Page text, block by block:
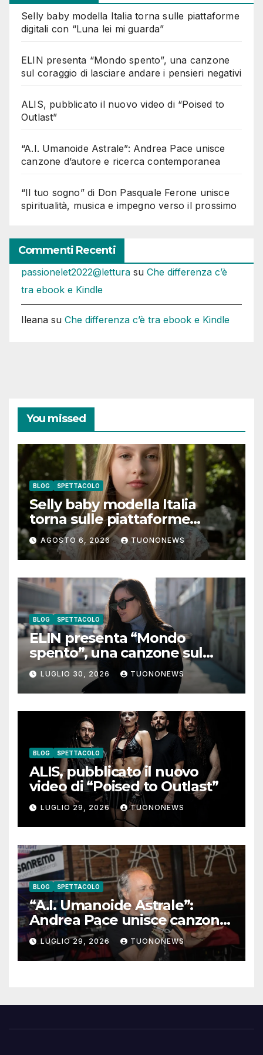
Selly baby modella Italia torna sulle piattaforme
digitali con “Luna lei mi guarda”
ELIN presenta “Mondo spento”, una canzone
sul coraggio di lasciare andare i pensieri negativi
ALIS, pubblicato il nuovo video di “Poised to
Outlast”
“A.I. Umanoide Astrale”: Andrea Pace unisce
canzone d’autore e ricerca contemporanea
“Il tuo sogno” di Don Pasquale Ferone unisce
spiritualità, musica e impegno verso il prossimo
Commenti Recenti
passionelet2022@lettura su Che differenza c’è
tra ebook e Kindle
Ileana su Che differenza c’è tra ebook e Kindle
You missed
BLOG SPETTACOLO
Selly baby modella Italia
torna sulle piattaforme
digitali con “Luna lei mi
guarda”
AGOSTO 6, 2026 TUONONEWS
BLOG SPETTACOLO
ELIN presenta “Mondo
spento”, una canzone sul
coraggio di lasciare andare i
pensieri negativi
LUGLIO 30, 2026 TUONONEWS
BLOG SPETTACOLO
ALIS, pubblicato il nuovo
video di “Poised to Outlast”
LUGLIO 29, 2026 TUONONEWS
BLOG SPETTACOLO
“A.I. Umanoide Astrale”:
Andrea Pace unisce canzone
d’autore e ricerca
contemporanea
LUGLIO 29, 2026 TUONONEWS